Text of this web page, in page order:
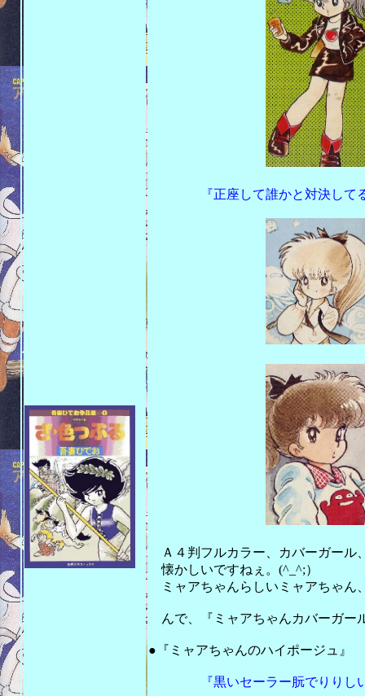
『正座して誰かと対決してるよ
Ａ４判フルカラー、カバーガール
懐かしいですねぇ。(^_^;）
ミャアちゃんらしいミャアちゃん
んで、『ミャアちゃんカバーガー
●『ミャアちゃんのハイポージュ』
『黒いセーラー朊でりりしい